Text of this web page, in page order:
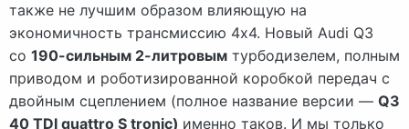
также не лучшим образом влияющую на
экономичность трансмиссию 4х4. Новый Audi Q3
со 190-сильным 2-литровым турбодизелем, полным
приводом и роботизированной коробкой передач с
двойным сцеплением (полное название версии — Q3
40 TDI quattro S tronic) именно таков. И мы только